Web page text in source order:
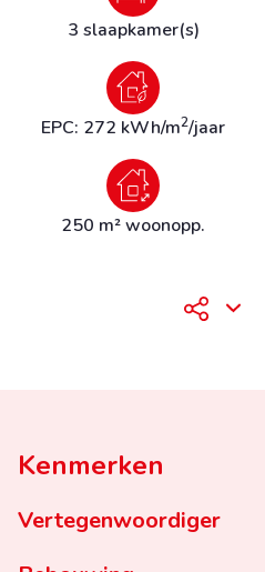
3 slaapkamer(s)
EPC: 272 kWh/m2/jaar
250 m² woonopp.
Kenmerken
Vertegenwoordiger